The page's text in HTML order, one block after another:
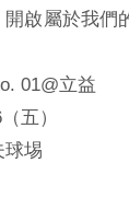
啟屬於我們
01@立益
五）
球埸